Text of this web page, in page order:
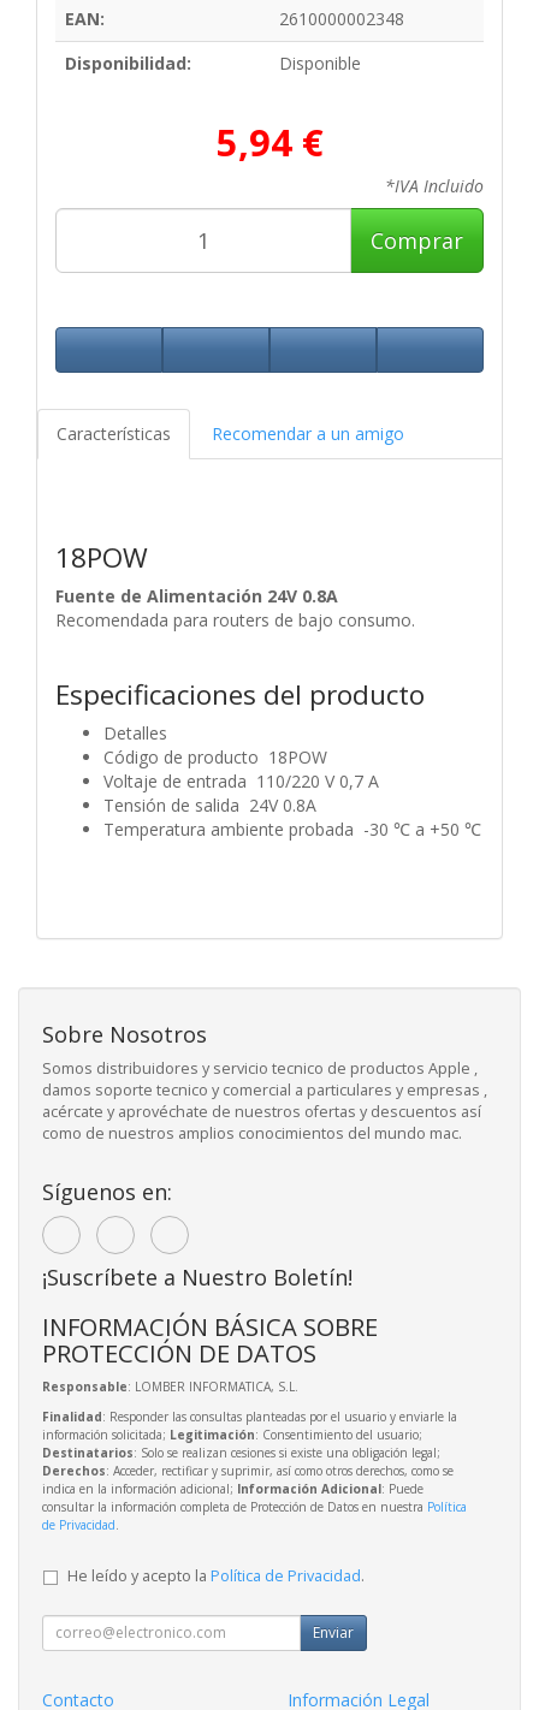
EAN:
2610000002348
Disponibilidad:
Disponible
5,94 €
*IVA Incluido
Comprar
Características Recomendar a un amigo
18POW
Fuente de Alimentación 24V 0.8A
Recomendada para routers de bajo consumo.
Especificaciones del producto
Detalles
Código de producto 18POW
Voltaje de entrada 110/220 V 0,7 A
Tensión de salida 24V 0.8A
Temperatura ambiente probada -30 ℃ a +50 ℃
Sobre Nosotros
Somos distribuidores y servicio tecnico de productos Apple ,
damos soporte tecnico y comercial a particulares y empresas ,
acércate y aprovéchate de nuestros ofertas y descuentos así
como de nuestros amplios conocimientos del mundo mac.
Síguenos en:
¡Suscríbete a Nuestro Boletín!
INFORMACIÓN BÁSICA SOBRE
PROTECCIÓN DE DATOS
Responsable: LOMBER INFORMATICA, S.L.
Finalidad: Responder las consultas planteadas por el usuario y enviarle la
información solicitada; Legitimación: Consentimiento del usuario;
Destinatarios: Solo se realizan cesiones si existe una obligación legal;
Derechos: Acceder, rectificar y suprimir, así como otros derechos, como se
indica en la información adicional; Información Adicional: Puede
consultar la información completa de Protección de Datos en nuestra Política
de Privacidad
He leído y acepto la Política de Privacidad.
Enviar
Contacto Información Legal